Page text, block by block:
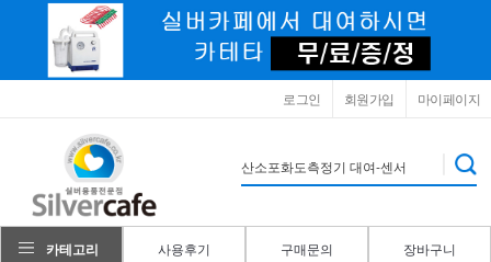
마이페이지
회원가입
로그인
카테고리 사용후기 구매문의 장바구니